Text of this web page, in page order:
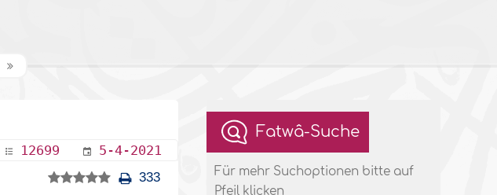
12699 5-4-2021
333
Fatwâ-Suche
Für mehr Suchoptionen bitte auf
Pfeil klicken